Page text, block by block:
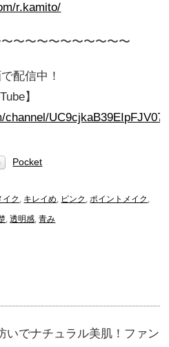
r.kamito/
〜〜〜〜〜〜〜〜〜〜
配信中！
】
channel/
Pocket
イク , キレイめ, ピンク ,ポイントメイク ,
,透明感,青み
いでナチュラル美肌！ファン